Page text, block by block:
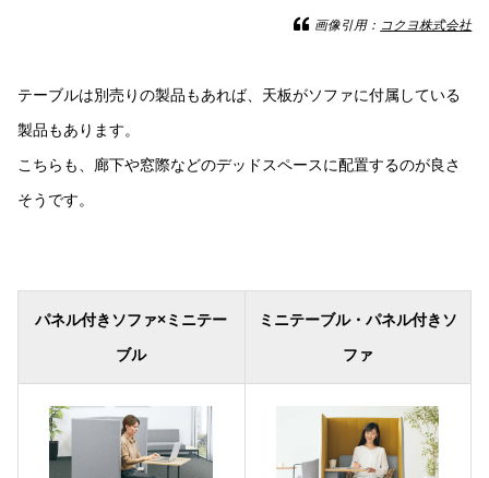
画像引用： コクヨ株式会社
テーブルは別売りの製品もあれば、天板がソファに付属している
製品もあります。
こちらも、廊下や窓際などのデッドスペースに配置するのが良さ
そうです。
パネル付きソファ×ミニテー
ブル
ミニテーブル・パネル付きソ
ファ